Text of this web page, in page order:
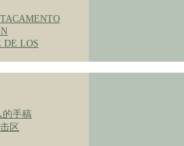
DE LOS
的手稿
区